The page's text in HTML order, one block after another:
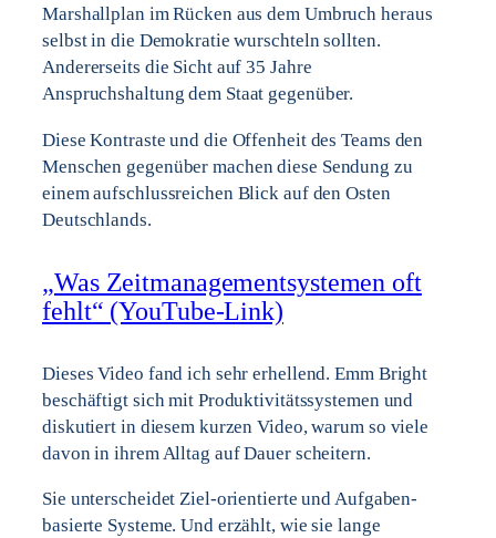
Marshallplan im Rücken aus dem Umbruch heraus
selbst in die Demokratie wurschteln sollten.
Andererseits die Sicht auf 35 Jahre
Anspruchshaltung dem Staat gegenüber.
Diese Kontraste und die Offenheit des Teams den
Menschen gegenüber machen diese Sendung zu
einem aufschlussreichen Blick auf den Osten
Deutschlands.
„Was Zeitmanagementsystemen oft
fehlt“ (YouTube-Link)
Dieses Video fand ich sehr erhellend. Emm Bright
beschäftigt sich mit Produktivitätssystemen und
diskutiert in diesem kurzen Video, warum so viele
davon in ihrem Alltag auf Dauer scheitern.
Sie unterscheidet Ziel-orientierte und Aufgaben-
basierte Systeme. Und erzählt, wie sie lange